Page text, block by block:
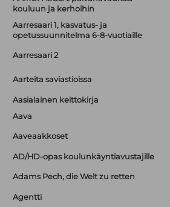
kouluun ja kerhoihin
Aarresaari 1, kasvatus- ja
opetussuunnitelma 6-8-vuotiaille
Aarresaari 2
Aarteita saviastioissa
Aasialainen keittokirja
Aava
Aaveaakkoset
AD/HD-opas koulunkäyntiavustajille
Adams Pech, die Welt zu retten
Agentti